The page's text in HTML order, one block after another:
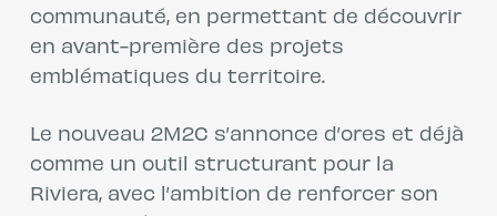
communauté, en permettant de découvrir
en avant-première des projets
emblématiques du territoire.
Le nouveau 2M2C s’annonce d’ores et déjà
comme un outil structurant pour la
Riviera, avec l’ambition de renforcer son